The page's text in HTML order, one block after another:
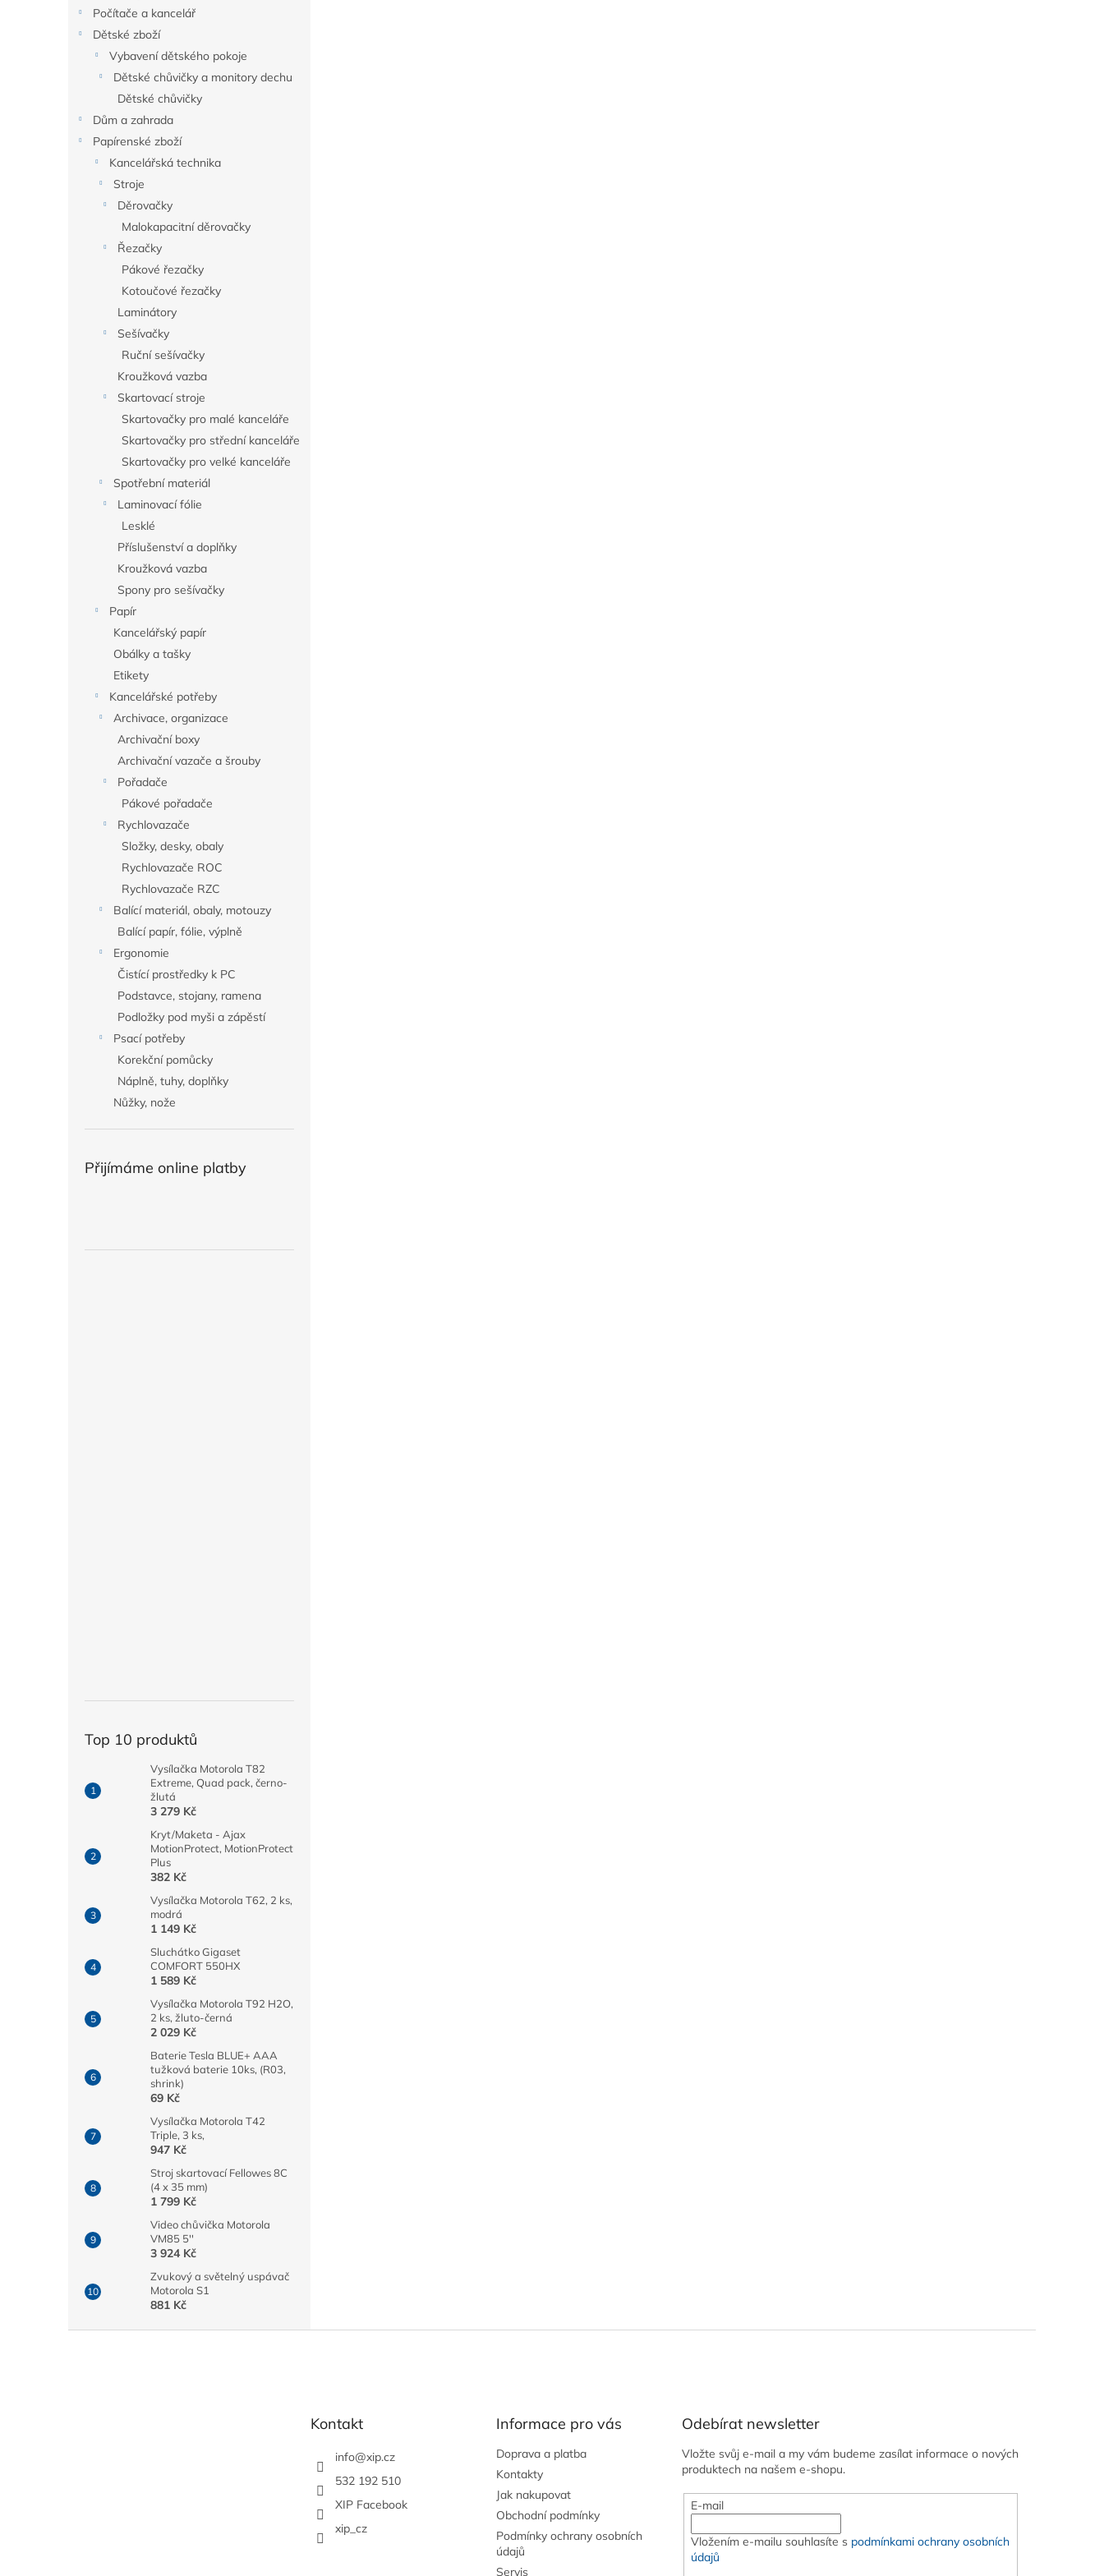
Počítače a kancelář
Dětské zboží
Vybavení dětského pokoje
Dětské chůvičky a monitory dechu
Dětské chůvičky
Dům a zahrada
Papírenské zboží
Kancelářská technika
Stroje
Děrovačky
Malokapacitní děrovačky
Řezačky
Pákové řezačky
Kotoučové řezačky
Laminátory
Sešívačky
Ruční sešívačky
Kroužková vazba
Skartovací stroje
Skartovačky pro malé kanceláře
Skartovačky pro střední kanceláře
Skartovačky pro velké kanceláře
Spotřební materiál
Laminovací fólie
Lesklé
Příslušenství a doplňky
Kroužková vazba
Spony pro sešívačky
Papír
Kancelářský papír
Obálky a tašky
Etikety
Kancelářské potřeby
Archivace, organizace
Archivační boxy
Archivační vazače a šrouby
Pořadače
Pákové pořadače
Rychlovazače
Složky, desky, obaly
Rychlovazače ROC
Rychlovazače RZC
Balící materiál, obaly, motouzy
Balící papír, fólie, výplně
Ergonomie
Čistící prostředky k PC
Podstavce, stojany, ramena
Podložky pod myši a zápěstí
Psací potřeby
Korekční pomůcky
Náplně, tuhy, doplňky
Nůžky, nože
Přijímáme online platby
Top 10 produktů
Vysílačka Motorola T82
Extreme, Quad pack, černo-
žlutá
3 279 Kč
Kryt/Maketa - Ajax
MotionProtect, MotionProtect
Plus
382 Kč
Vysílačka Motorola T62, 2 ks,
modrá
1 149 Kč
Sluchátko Gigaset
COMFORT 550HX
1 589 Kč
Vysílačka Motorola T92 H2O,
2 ks, žluto-černá
2 029 Kč
Baterie Tesla BLUE+ AAA
tužková baterie 10ks, (R03,
shrink)
69 Kč
Vysílačka Motorola T42
Triple, 3 ks,
947 Kč
Stroj skartovací Fellowes 8C
(4 x 35 mm)
1 799 Kč
Video chůvička Motorola
VM85 5''
3 924 Kč
Zvukový a světelný uspávač
Motorola S1
881 Kč
Kontakt
info@xip.cz
532 192 510
XIP Facebook
xip_cz
Informace pro vás
Doprava a platba
Kontakty
Jak nakupovat
Obchodní podmínky
Podmínky ochrany osobních
údajů
Servis
Odebírat newsletter
Vložte svůj e-mail a my vám budeme zasílat informace o nových
produktech na našem e-shopu.
E-mail
Vložením e-mailu souhlasíte s podmínkami ochrany osobních
údajů